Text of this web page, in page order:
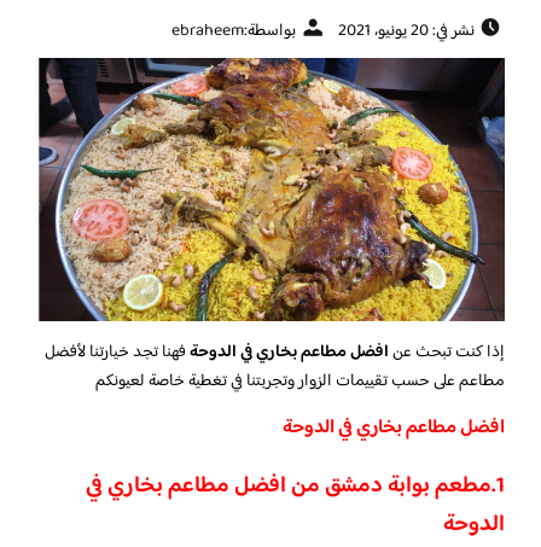
نشر في: 20 يونيو، 2021 بواسطة:ebraheem
إذا كنت تبحث عنافضل مطاعم بخاري في الدوحةفهنا تجد خيارتنا لأفضل
مطاعم على حسب تقييمات الزوار وتجربتنا في تغطية خاصة لعيونكم
افضل مطاعم بخاري في الدوحة
1.مطعم بوابة دمشق من افضل مطاعم بخاري في
الدوحة